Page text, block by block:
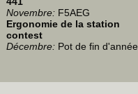
Novembre: F5AEG
Ergonomie de la station
contest
Décembre: Pot de fin d'année